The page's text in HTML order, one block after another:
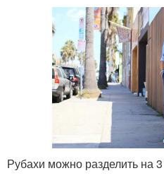
Рубахи можно разделить на